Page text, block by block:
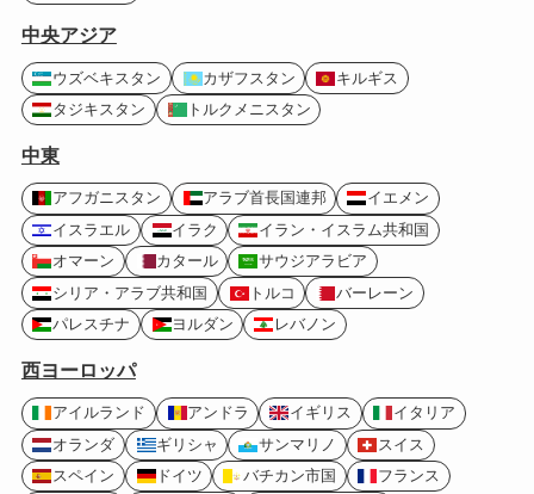
中央アジア
ウズベキスタン カザフスタン
キルギス
タジキスタン
トルクメニスタン
中東
アフガニスタン アラブ首長国連邦
イエメン
イスラエル
イラク
イラン・イスラム共和国
オマーン
カタール
サウジアラビア
シリア・アラブ共和国
トルコ
バーレーン
パレスチナ
ヨルダン レバノン
西ヨーロッパ
アイルランド アンドラ イギリス
イタリア
オランダ
ギリシャ サンマリノ
スイス
スペイン
ドイツ バチカン市国
フランス